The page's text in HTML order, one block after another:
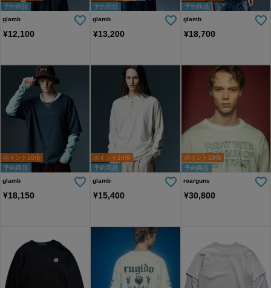
予約商品
glamb
¥12,100
予約商品
glamb
¥13,200
予約商品
glamb
¥18,700
予約商品
ポイント10倍
glamb
¥18,150
予約商品
ポイント10倍
glamb
¥15,400
予約商品
ポイント10倍
roarguns
¥30,800